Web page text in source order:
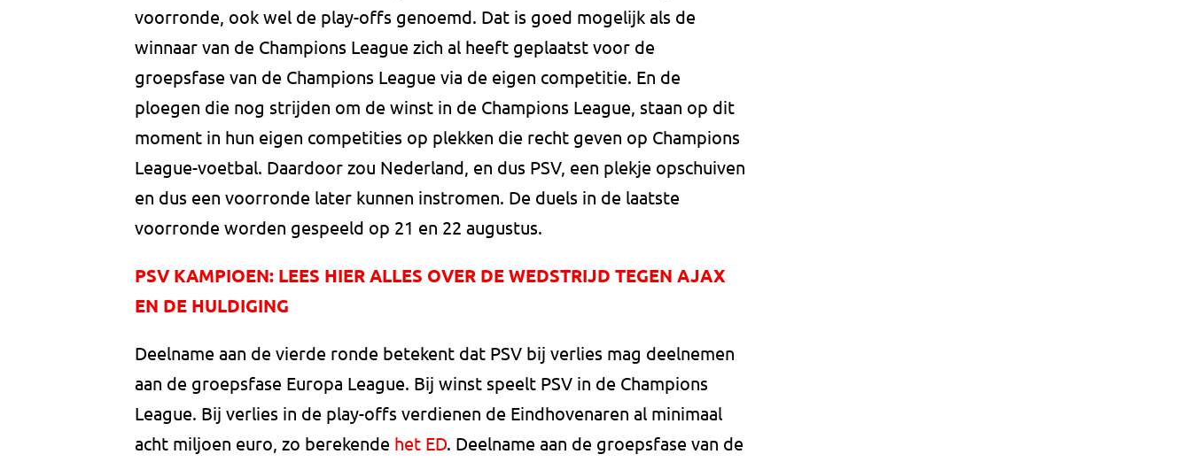
voorronde, ook wel de play-offs genoemd. Dat is goed mogelijk als de
winnaar van de Champions League zich al heeft geplaatst voor de
groepsfase van de Champions League via de eigen competitie. En de
ploegen die nog strijden om de winst in de Champions League, staan op dit
moment in hun eigen competities op plekken die recht geven op Champions
League-voetbal. Daardoor zou Nederland, en dus PSV, een plekje opschuiven
en dus een voorronde later kunnen instromen. De duels in de laatste
voorronde worden gespeeld op 21 en 22 augustus.
PSV KAMPIOEN: LEES HIER ALLES OVER DE WEDSTRIJD TEGEN AJAX
EN DE HULDIGING
Deelname aan de vierde ronde betekent dat PSV bij verlies mag deelnemen
aan de groepsfase Europa League. Bij winst speelt PSV in de Champions
League. Bij verlies in de play-offs verdienen de Eindhovenaren al minimaal
acht miljoen euro, zo berekende het ED. Deelname aan de groepsfase van de